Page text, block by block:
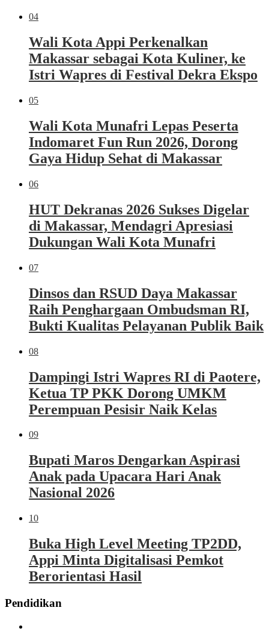
04
Wali Kota Appi Perkenalkan
Makassar sebagai Kota Kuliner, ke
Istri Wapres di Festival Dekra Ekspo
05
Wali Kota Munafri Lepas Peserta
Indomaret Fun Run 2026, Dorong
Gaya Hidup Sehat di Makassar
06
HUT Dekranas 2026 Sukses Digelar
di Makassar, Mendagri Apresiasi
Dukungan Wali Kota Munafri
07
Dinsos dan RSUD Daya Makassar
Raih Penghargaan Ombudsman RI,
Bukti Kualitas Pelayanan Publik Baik
08
Dampingi Istri Wapres RI di Paotere,
Ketua TP PKK Dorong UMKM
Perempuan Pesisir Naik Kelas
09
Bupati Maros Dengarkan Aspirasi
Anak pada Upacara Hari Anak
Nasional 2026
10
Buka High Level Meeting TP2DD,
Appi Minta Digitalisasi Pemkot
Berorientasi Hasil
Pendidikan